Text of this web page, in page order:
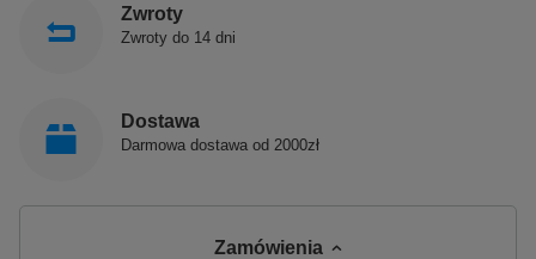
Zwroty
Zwroty do 14 dni
Dostawa
Darmowa dostawa od 2000zł
Zamówienia